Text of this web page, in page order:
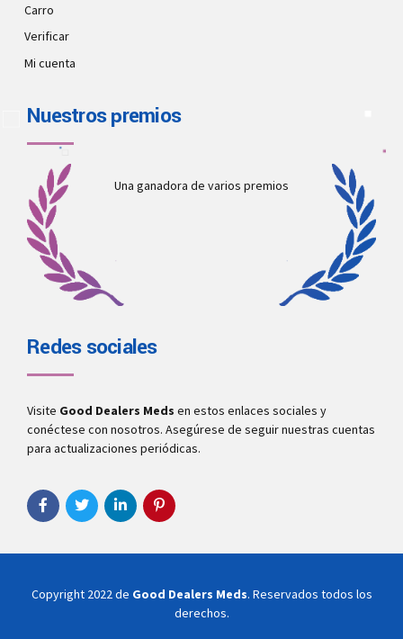
Carro
Verificar
Mi cuenta
Nuestros premios
Una ganadora de varios premios
Redes sociales
Visite Good Dealers Meds en estos enlaces sociales y
conéctese con nosotros. Asegúrese de seguir nuestras cuentas
para actualizaciones periódicas.
Copyright 2022 de Good Dealers Meds. Reservados todos los
derechos.